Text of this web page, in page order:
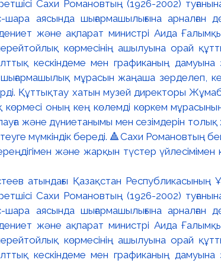
атындағы Қазақстан Республикасының
Сахи Романовтың (1926-2002)
аясында шығармашылығына арналған
және ақпарат министрі Аида
көрмесінің ашылуына орай
кескіндеме мен графиканың дамуына